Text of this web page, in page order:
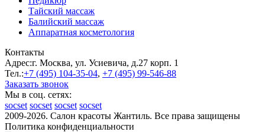
Тайский массаж
Балийский массаж
Аппаратная косметология
Контакты
Адрес:г. Москва, ул. Усиевича, д.27 корп. 1
Тел.:+7 (495) 104-35-04, +7 (495) 99-546-88
Заказать звонок
Мы в соц. сетях:
socset socset socset socset
2009-2026. Салон красоты Жантиль. Все права защищены
Политика конфиденциальности